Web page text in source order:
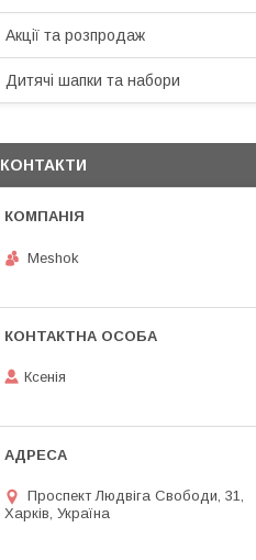
Акції та розпродаж
Дитячі шапки та набори
КОНТАКТИ
Meshok
Ксенія
Проспект Людвіга Свободи, 31,
Харків, Україна